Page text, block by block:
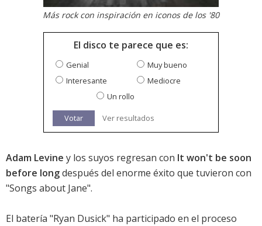
Más rock con inspiración en iconos de los '80
El disco te parece que es:
Genial
Muy bueno
Interesante
Mediocre
Un rollo
Votar Ver resultados
Adam Levine y los suyos regresan con It won't be soon
before longdespués del enorme éxito que tuvieron con
"Songs about Jane".
El batería "Ryan Dusick" ha participado en el proceso